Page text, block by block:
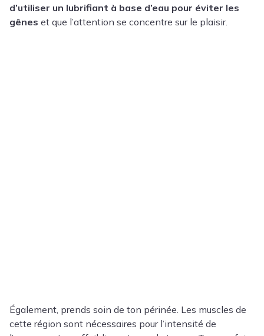
d’utiliser un lubrifiant à base d’eau pour éviter les
gênes et que l’attention se concentre sur le plaisir.
Également, prends soin de ton périnée. Les muscles de
cette région sont nécessaires pour l’intensité de